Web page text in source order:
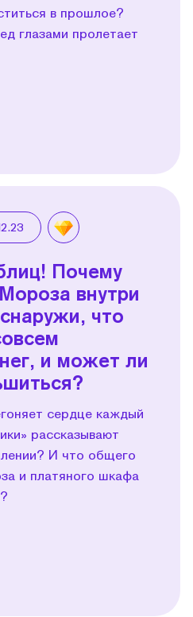
в прошлое?
глазами пролетает
Почему
внутри
что
и может ли
сердце каждый
рассказывают
И что общего
и платяного шкафа